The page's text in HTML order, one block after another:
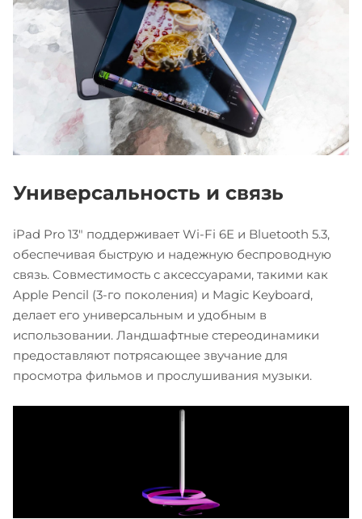
Универсальность и связь
iPad Pro 13" поддерживает Wi-Fi 6E и Bluetooth 5.3,
обеспечивая быструю и надежную беспроводную
связь. Совместимость с аксессуарами, такими как
Apple Pencil (3-го поколения) и Magic Keyboard,
делает его универсальным и удобным в
использовании. Ландшафтные стереодинамики
предоставляют потрясающее звучание для
просмотра фильмов и прослушивания музыки.